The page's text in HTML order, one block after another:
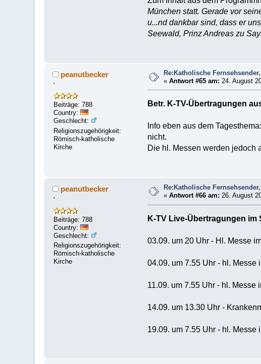
München statt. Gerade vor
u...nd dankbar sind, dass er
Seewald, Prinz Andreas zu
peanutbecker
'
Beiträge: 788
Country:
Geschlecht:
Religionszugehörigkeit:
Römisch-katholische
Kirche
Re:Katholische
«Antwort #65 am: 24. August
Betr. K-TV-Übertragungen
Info eben aus dem
nicht.
Die hl. Messen werden jedoch
peanutbecker
'
Beiträge: 788
Country:
Geschlecht:
Religionszugehörigkeit:
Römisch-katholische
Kirche
Re:Katholische
«Antwort #66 am: 26. August
K-TV Live-Übertragungen im
03.09. um 20 Uhr - Hl. Messe
04.09. um 7.55 Uhr - hl. Messe
11.09. um 7.55 Uhr - hl. Messe
14.09. um 13.30 Uhr -
19.09. um 7.55 Uhr - hl.